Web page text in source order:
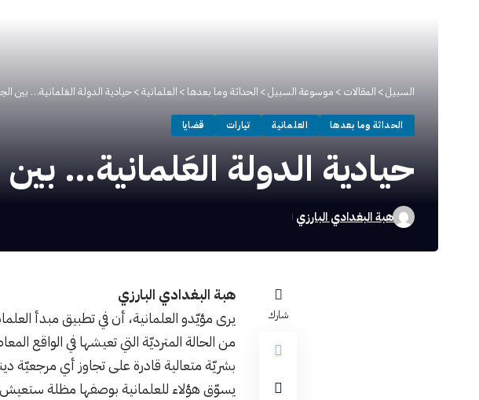
السبيل> المقالات > موسوعة السبيل> الحداثة وما بعدها > العلمانية>حيادية الدولة العَلمانية… بين
الحداثة وما بعدها العلمانية تيارات قضايا
حيادية الدولة العَلمانية… بين
هبة البغدادي البارزي
شارك
هبة البغدادي البارزي
يرى مؤيّدو العلمانية، أن في تطبيق مبدأ
من الحالة المترديّة التي تعيشها في الواقع
بشريّة متعالية قادرة على تجاوز أي مرجعيّة
يسوّق هؤلاء للعلمانية بوصفها مظلة ستعيش